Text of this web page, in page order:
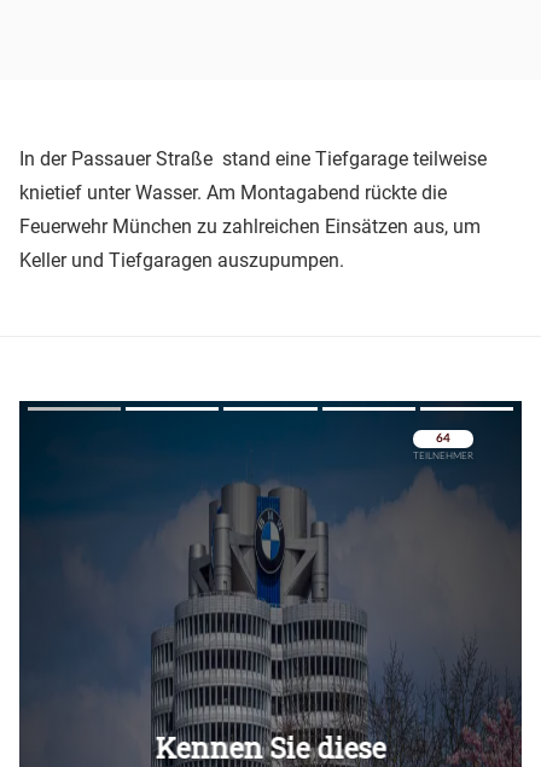
In der Passauer Straße stand eine Tiefgarage teilweise
knietief unter Wasser. Am Montagabend rückte die
Feuerwehr München zu zahlreichen Einsätzen aus, um
Keller und Tiefgaragen auszupumpen.
Überspringen
Überspringen